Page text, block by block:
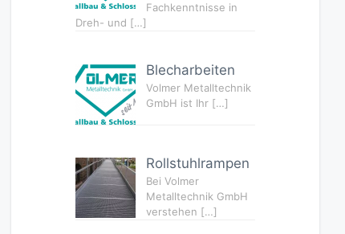
Fachkenntnisse in
Dreh- und […]
Blecharbeiten
Volmer Metalltechnik
GmbH ist Ihr […]
Rollstuhlrampen
Bei Volmer
Metalltechnik GmbH
verstehen […]